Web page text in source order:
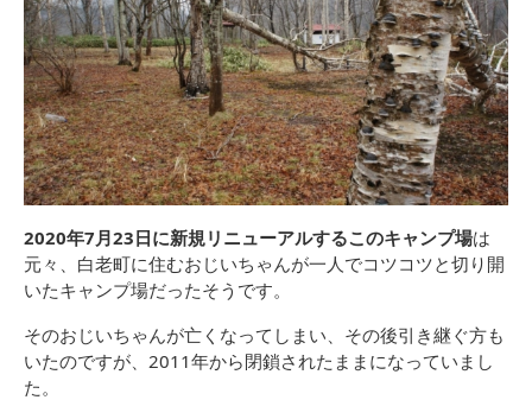
2020年7月23日に新規リニューアルするこのキャンプ場は
元々、白老町に住むおじいちゃんが一人でコツコツと切り開
いたキャンプ場だったそうです。
そのおじいちゃんが亡くなってしまい、その後引き継ぐ方も
いたのですが、2011年から閉鎖されたままになっていまし
た。